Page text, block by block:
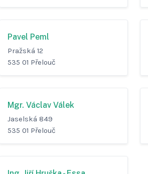
Pavel Peml
Pražská 12
535 01 Přelouč
Mgr. Václav Válek
Jaselská 849
535 01 Přelouč